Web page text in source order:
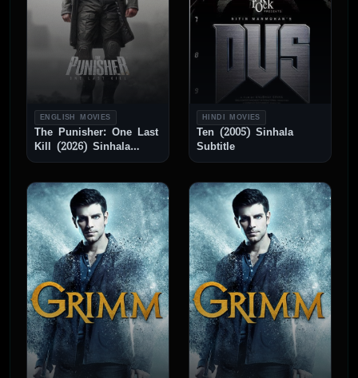
ENGLISH MOVIES
The Punisher: One Last
Kill (2026) Sinhala
Subtitle
HINDI MOVIES
Ten (2005) Sinhala
Subtitle